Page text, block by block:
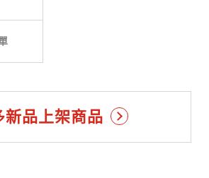
新品上架商品